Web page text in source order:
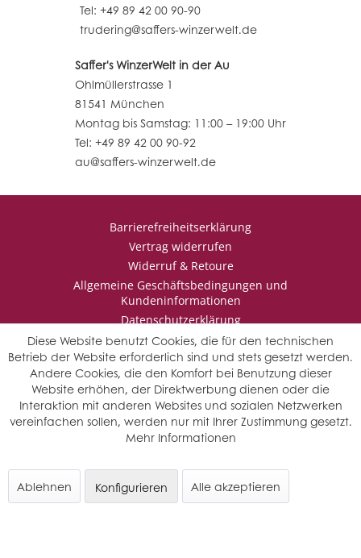
Tel: +49 89 42 00 90-90
trudering@saffers-winzerwelt.de
Saffer's WinzerWelt in der Au
Ohlmüllerstrasse 1
81541 München
Montag bis Samstag: 11:00 – 19:00 Uhr
Tel: +49 89 42 00 90-92
au@saffers-winzerwelt.de
Barrierefreiheitserklärung
Vertrag widerrufen
Widerruf & Retoure
Allgemeine Geschäftsbedingungen und
Kundeninformationen
Datenschutzerklärung
Impressum
* Wir behalten uns vor den Jahrgang auszuwählen, sollten mehrere
Jahrgänge verfügbar sein.
© Saffers WinzerWelt - alle Rechte vorbehalten
Diese Website benutzt Cookies, die für den technischen
Betrieb der Website erforderlich sind und stets gesetzt werden.
Andere Cookies, die den Komfort bei Benutzung dieser
Website erhöhen, der Direktwerbung dienen oder die
Interaktion mit anderen Websites und sozialen Netzwerken
vereinfachen sollen, werden nur mit Ihrer Zustimmung gesetzt.
Mehr Informationen
Ablehnen Alle akzeptieren
Konfigurieren